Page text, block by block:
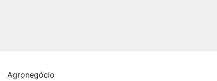
Agronegócio